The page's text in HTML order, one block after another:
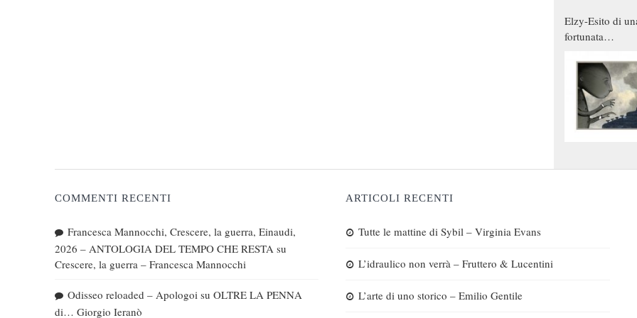
Elzy-Esito di
fortunata
COMMENTI RECENTI
Francesca Mannocchi, Crescere, la guerra, Einaudi,
2026 – ANTOLOGIA DEL TEMPO CHE RESTA su
Crescere, la guerra – Francesca Mannocchi
Odisseo reloaded – Apologoi su OLTRE LA PENNA
di… Giorgio Ieranò
ARTICOLI RECENTI
Tutte le mattine di Sybil – Virginia Evans
L’idraulico non verrà – Fruttero & Lucentini
L’arte di uno storico – Emilio Gentile